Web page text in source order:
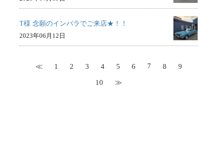
T様 念願のインパラでご来店★！！
2023年06月12日
≪ 1 2 3 4 5 6 7 8 9
10 ≫